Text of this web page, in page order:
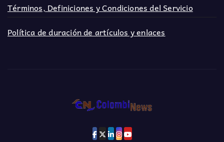
Términos, Definiciones y Condiciones del Servicio
Política de duración de artículos y enlaces